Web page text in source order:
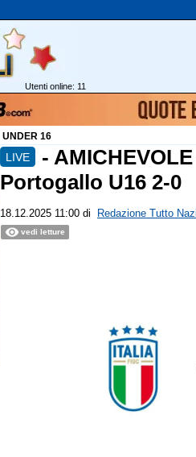
Utenti online: 11
UNDER 16
LIVE
-
Portogallo U16 2-0
18.12.2025 11:00 di Redazione Tutto
vedi letture